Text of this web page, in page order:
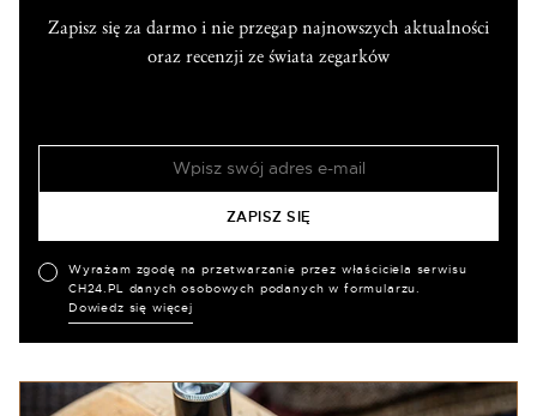
Zapisz się za darmo i nie przegap najnowszych aktualności
oraz recenzji ze świata zegarków
Wyrażam zgodę na przetwarzanie przez właściciela serwisu
CH24.PL danych osobowych podanych w formularzu.
Dowiedz się więcej